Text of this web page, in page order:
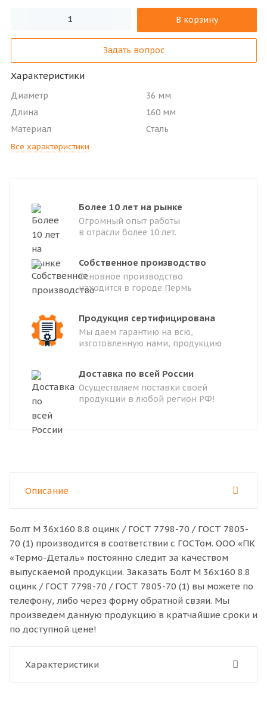
В корзину
Задать вопрос
Характеристики
Диаметр
36 мм
Длина
160 мм
Материал
Сталь
Все характеристики
Более 10 лет на рынке
Огромный опыт работы
в отрасли более 10 лет.
Собственное производство
Основное производство
находится в городе Пермь
Продукция сертифицирована
Мы даем гарантию на всю,
изготовленную нами, продукцию
Доставка по всей России
Осуществляем поставки своей
продукции в любой регион РФ!
Описание
Болт M 36x160 8.8 оцинк / ГОСТ 7798-70 / ГОСТ 7805-
70 (1) производится в соответствии с ГОСТом. ООО «ПК
«Термо-Деталь» постоянно следит за качеством
выпускаемой продукции. Заказать Болт M 36x160 8.8
оцинк / ГОСТ 7798-70 / ГОСТ 7805-70 (1) вы можете по
телефону, либо через форму обратной свзяи. Мы
произведем данную продукцию в кратчайшие сроки и
по доступной цене!
Характеристики